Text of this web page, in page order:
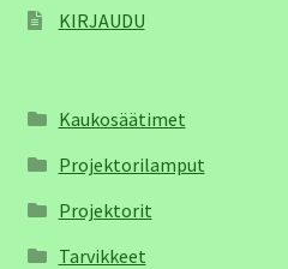
KIRJAUDU
Kaukosäätimet
Projektorilamput
Projektorit
Tarvikkeet